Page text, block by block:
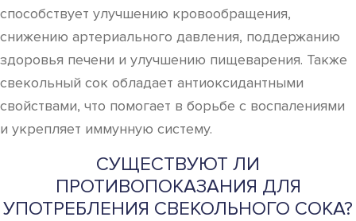
способствует улучшению кровообращения,
снижению артериального давления, поддержанию
здоровья печени и улучшению пищеварения. Также
свекольный сок обладает антиоксидантными
свойствами, что помогает в борьбе с воспалениями
и укрепляет иммунную систему.
СУЩЕСТВУЮТ ЛИ
ПРОТИВОПОКАЗАНИЯ ДЛЯ
УПОТРЕБЛЕНИЯ СВЕКОЛЬНОГО СОКА?